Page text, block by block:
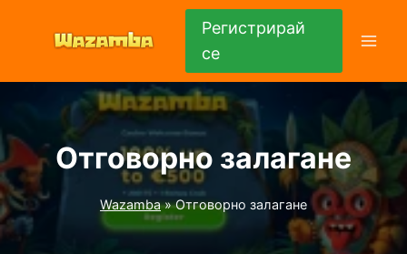
съдържанието
Регистрирай
се
Отговорно залагане
Wazamba»Отговорно залагане